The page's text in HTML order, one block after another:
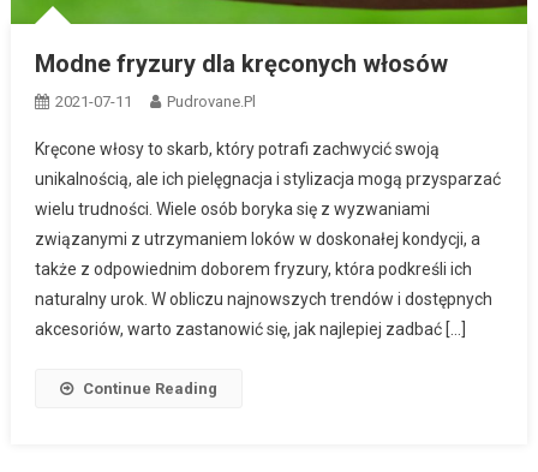
Modne fryzury dla kręconych włosów
2021-07-11 Pudrovane.pl
Kręcone włosy to skarb, który potrafi zachwycić swoją
unikalnością, ale ich pielęgnacja i stylizacja mogą przysparzać
wielu trudności. Wiele osób boryka się z wyzwaniami
związanymi z utrzymaniem loków w doskonałej kondycji, a
także z odpowiednim doborem fryzury, która podkreśli ich
naturalny urok. W obliczu najnowszych trendów i dostępnych
akcesoriów, warto zastanowić się, jak najlepiej zadbać […]
Continue Reading